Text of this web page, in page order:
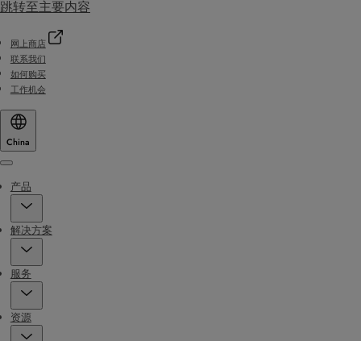
跳转至主要内容
网上商店
联系我们
如何购买
工作机会
China
Menu
产品
解决方案
服务
资源